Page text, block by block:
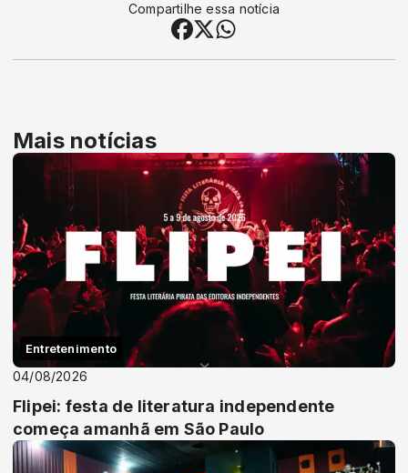
Compartilhe essa notícia
Mais notícias
Entretenimento
04/08/2026
Flipei: festa de literatura independente
começa amanhã em São Paulo